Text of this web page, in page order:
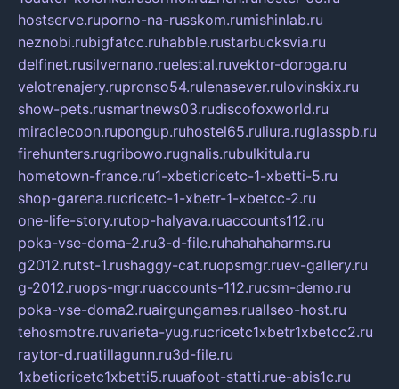
hostserve.ruporno-na-russkom.rumishinlab.ru
neznobi.rubigfatcc.ruhabble.rustarbucksvia.ru
delfinet.rusilvernano.ruelestal.ruvektor-doroga.ru
velotrenajery.rupronso54.rulenasever.rulovinskix.ru
show-pets.rusmartnews03.rudiscofoxworld.ru
miraclecoon.rupongup.ruhostel65.ruliura.ruglasspb.ru
firehunters.rugribowo.rugnalis.rubulkitula.ru
hometown-france.ru1-xbeticricetc-1-xbetti-5.ru
shop-garena.rucricetc-1-xbetr-1-xbetcc-2.ru
one-life-story.rutop-halyava.ruaccounts112.ru
poka-vse-doma-2.ru3-d-file.ruhahahaharms.ru
g2012.rutst-1.rushaggy-cat.ruopsmgr.ruev-gallery.ru
g-2012.ruops-mgr.ruaccounts-112.rucsm-demo.ru
poka-vse-doma2.ruairgungames.ruallseo-host.ru
tehosmotre.ruvarieta-yug.rucricetc1xbetr1xbetcc2.ru
raytor-d.ruatillagunn.ru3d-file.ru
1xbeticricetc1xbetti5.ruuafoot-statti.rue-abis1c.ru